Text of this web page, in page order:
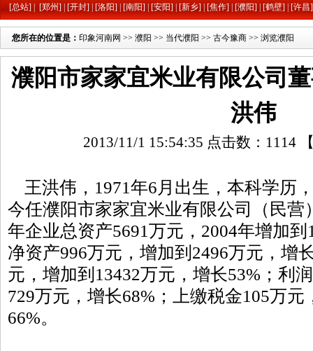
[总站] [郑州] [开封] [洛阳] [南阳] [安阳] [新乡] [焦作] [濮阳] [鹤壁] [许昌]
您所在的位置是： 印象河南网 >> 濮阳 >> 当代濮阳 >> 古今豫商 >> 浏览濮阳
濮阳市家家宜米业有限公司
洪伟
2013/11/1 15:54:35 点击数： 1114
王洪伟 ，1971年6月出生，本科学历
今任濮阳市家家宜米业有限公司（民营
年企业总资产5691万元，2004年增加
净资产996万元，增加到2496万元，增
元，增加到13432万元，增长53%；利
729万元，增长68%；上缴税金105万
66%。